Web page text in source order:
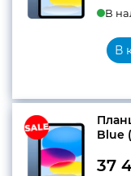
В
В
Blue
37